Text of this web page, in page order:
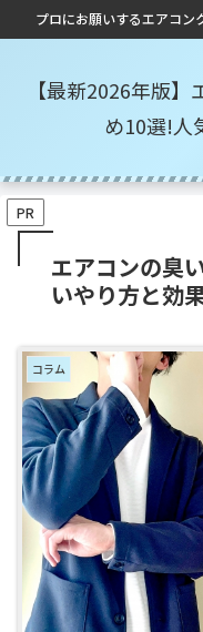
プロにお願いするエアコン
【最新2026年版
め10選!人
PR
エアコンの臭
いやり方と効
コラム